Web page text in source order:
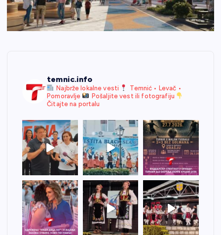
temnic.info
Najbrže lokalne vesti
Temnić • Levač •
Pomoravlje
Pošaljite vest ili fotografiju
Čitajte na portalu